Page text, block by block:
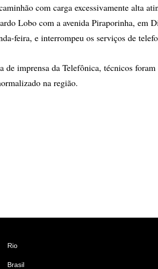
com carga excessivamente alta
Lobo com a avenida Piraporinha, em
feira, e interrompeu os serviços de
de imprensa da Telefônica, técnicos
na região.
Rio
Brasil